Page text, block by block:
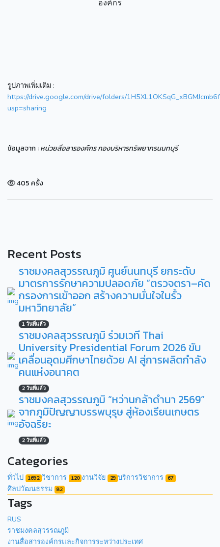
องค์กร
รูปภาพเพิ่มเติม :
https://drive.google.com/drive/folders/
usp=sharing
ข้อมูลจาก :หน่วยสื่อสารองค์กร กองบริหารทรัพยากรนนทบุรี
405 ครั้ง
Recent Posts
ราชมงคลสุวรรณภูมิ ศูนย์นนทบุรี ยกระดับ
มาตรการรักษาความปลอดภัย “ตรวจตรา–คัด
กรองการเข้าออก สร้างความมั่นใจในรั้ว
มหาวิทยาลัย”
1 วันที่แล้ว
ราชมงคลสุวรรณภูมิ ร่วมเวที Thai
University Presidential Forum 2026 ขับ
เคลื่อนอุดมศึกษาไทยด้วย AI สู่การผลิตกำลัง
คนแห่งอนาคต
2 วันที่แล้ว
ราชมงคลสุวรรณภูมิ “หว่านกล้าดำนา 2569”
จากภูมิปัญญาบรรพบุรุษ สู่ห้องเรียนเกษตร
อัจฉริยะ
2 วันที่แล้ว
Categories
ทั่วไป 1692 วิชาการ 120 งานวิจัย 29 บริการวิชาการ 67
ศิลปวัฒนธรรม 82
Tags
RUS
ราชมงคลสุวรรณภูมิ
งานสื่อสารองค์กรเเละกิจการระหว่างประเทศ